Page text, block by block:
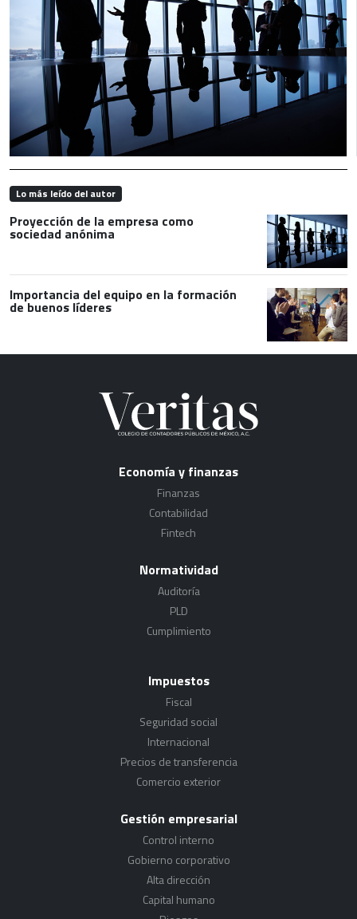
Lo más leído del autor
Proyección de la empresa como
sociedad anónima
Importancia del equipo en la formación
de buenos líderes
Economía y finanzas
Finanzas
Contabilidad
Fintech
Normatividad
Auditoría
PLD
Cumplimiento
Impuestos
Fiscal
Seguridad social
Internacional
Precios de transferencia
Comercio exterior
Gestión empresarial
Control interno
Gobierno corporativo
Alta dirección
Capital humano